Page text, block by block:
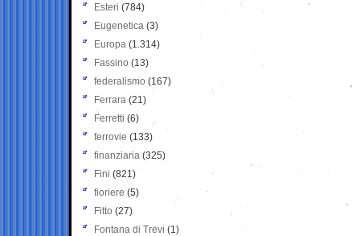
Esteri (784)
Eugenetica (3)
Europa (1.314)
Fassino (13)
federalismo (167)
Ferrara (21)
Ferretti (6)
ferrovie (133)
finanziaria (325)
Fini (821)
fioriere (5)
Fitto (27)
Fontana di Trevi (1)